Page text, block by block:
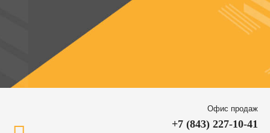
Офис продаж
+7 (843) 227-10-41